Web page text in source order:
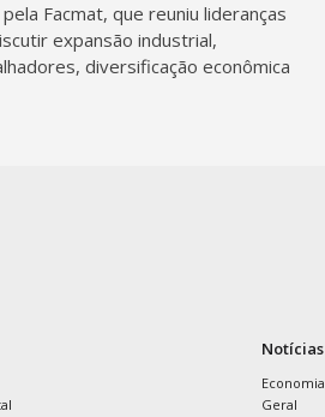
Facmat, que reuniu lideranças
expansão industrial,
diversificação econômica
Notícias
Economia
Geral